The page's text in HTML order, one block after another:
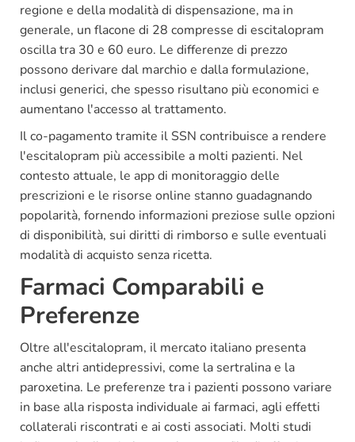
regione e della modalità di dispensazione, ma in
generale, un flacone di 28 compresse di escitalopram
oscilla tra 30 e 60 euro. Le differenze di prezzo
possono derivare dal marchio e dalla formulazione,
inclusi generici, che spesso risultano più economici e
aumentano l'accesso al trattamento.
Il co-pagamento tramite il SSN contribuisce a rendere
l'escitalopram più accessibile a molti pazienti. Nel
contesto attuale, le app di monitoraggio delle
prescrizioni e le risorse online stanno guadagnando
popolarità, fornendo informazioni preziose sulle opzioni
di disponibilità, sui diritti di rimborso e sulle eventuali
modalità di acquisto senza ricetta.
Farmaci Comparabili e
Preferenze
Oltre all'escitalopram, il mercato italiano presenta
anche altri antidepressivi, come la sertralina e la
paroxetina. Le preferenze tra i pazienti possono variare
in base alla risposta individuale ai farmaci, agli effetti
collaterali riscontrati e ai costi associati. Molti studi